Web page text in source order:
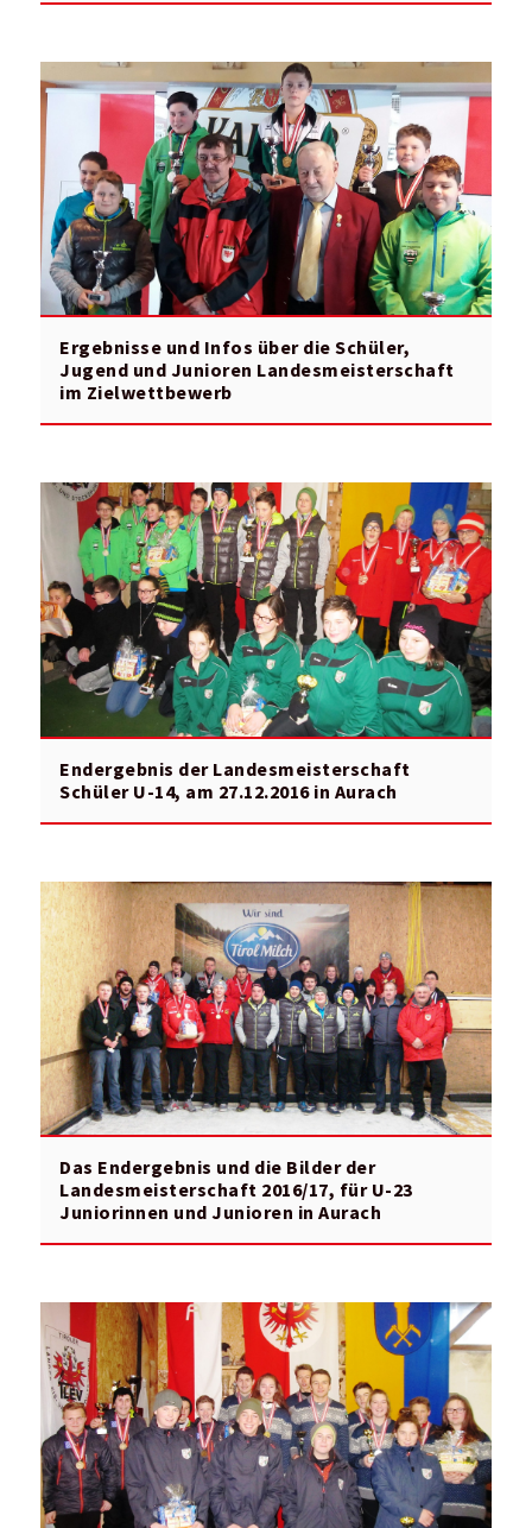
Ergebnisse und Infos über die Schüler,
Jugend und Junioren Landesmeisterschaft
im Zielwettbewerb
Endergebnis der Landesmeisterschaft
Schüler U-14, am 27.12.2016 in Aurach
Das Endergebnis und die Bilder der
Landesmeisterschaft 2016/17, für U-23
Juniorinnen und Junioren in Aurach